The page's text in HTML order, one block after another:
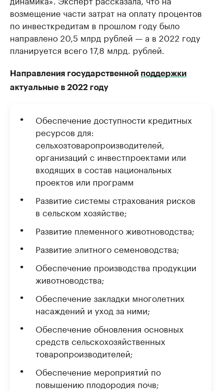
возмещение части затрат на оплату процентов
по инвесткредитам в прошлом году было
направлено 20,5 млрд рублей — а в 2022 году
планируется всего 17,8 млрд. рублей.
Направления государственной поддержки
актуальные в 2022 году
Обеспечение доступности кредитных
ресурсов для:
сельхозтоваропроизводителей,
организаций с инвестпроектами или
входящих в состав национальных
проектов или программ
Развитие системы страхования рисков
в сельском хозяйстве;
Развитие племенного животноводства;
Развитие элитного семеноводства;
Обеспечение производства продукции
животноводства;
Обеспечение закладки многолетних
насаждений и уход за ними;
Обеспечение обновления основных
средств сельскохозяйственных
товаропроизводителей;
Обеспечение мероприятий по
повышению плодородия почв;